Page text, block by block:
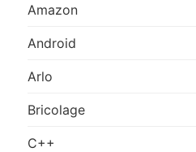
Amazon
Android
Arlo
Bricolage
C++